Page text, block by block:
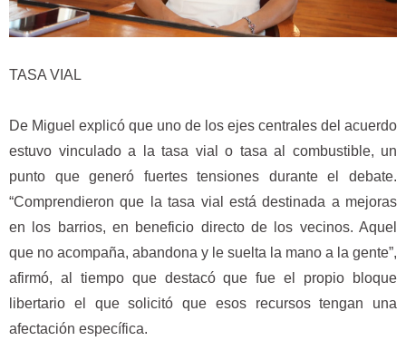
TASA VIAL
De Miguel explicó que uno de los ejes centrales del acuerdo
estuvo vinculado a la tasa vial o tasa al combustible, un
punto que generó fuertes tensiones durante el debate.
“Comprendieron que la tasa vial está destinada a mejoras
en los barrios, en beneficio directo de los vecinos. Aquel
que no acompaña, abandona y le suelta la mano a la gente”,
afirmó, al tiempo que destacó que fue el propio bloque
libertario el que solicitó que esos recursos tengan una
afectación específica.